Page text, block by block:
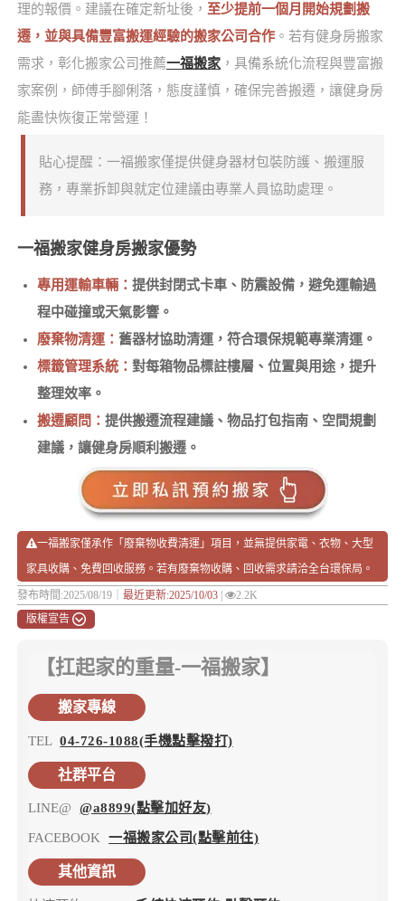
理的報價。建議在確定新址後， 至少提前一個月開始規劃搬
遷，並與具備豐富搬運經驗的搬家公司合作。若有健身房搬家
需求，彰化搬家公司推薦一福搬家，具備系統化流程與豐富搬
家案例，師傅手腳俐落，態度謹慎，確保完善搬遷，讓健身房
能盡快恢復正常營運！
貼心提醒：一福搬家僅提供健身器材包裝防護、搬運服
務，專業拆卸與就定位建議由專業人員協助處理。
一福搬家健身房搬家優勢
專用運輸車輛： 提供封閉式卡車、防震設備，避免運輸過
程中碰撞或天氣影響。
廢棄物清運： 舊器材協助清運，符合環保規範專業清運。
標籤管理系統： 對每箱物品標註樓層、位置與用途，提升
整理效率。
搬遷顧問： 提供搬遷流程建議、物品打包指南、空間規劃
建議，讓健身房順利搬遷。
一福搬家僅承作「廢棄物收費清運」項目，並無提供家電、衣物、大型
家具收購、免費回收服務。若有廢棄物收購、回收需求請洽全台環保局。
發布時間:2025/08/19｜ 最近更新:2025/10/03|
2.2K
版權宣告
【扛起家的重量-一福搬家】
搬家專線
TEL 04-726-1088(手機點擊撥打)
社群平台
LINE@ @a8899(點擊加好友)
FACEBOOK 一福搬家公司(點擊前往)
其他資訊